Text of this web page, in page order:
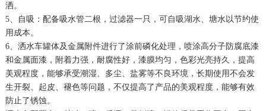
洒。
5、自吸：配备吸水管二根，过滤器一只，可自吸湖水、塘水以节约使
用成本。
6、洒水车罐体及金属附件进行了涂前磷化处理，喷涂高分子防腐底漆
和金属面漆，附着力强，耐腐性好，漆膜均匀，色彩光亮持久，提高
美观程度，能够承受潮湿、多尘、盐雾等不良环境，长期使用不会发
生开裂、起皮、褪色等问题，不仅提高了产品的美观程度，能够有效
防止了锈蚀。